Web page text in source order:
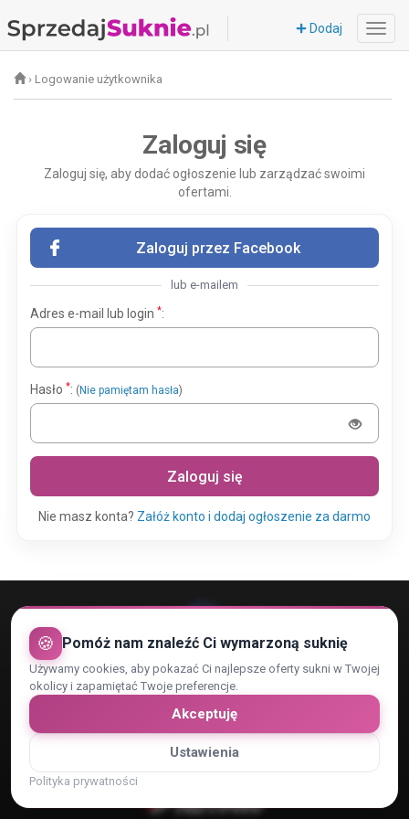
Dodaj
› Logowanie użytkownika
Zaloguj się
Zaloguj się, aby dodać ogłoszenie lub zarządzać swoimi
ofertami.
Zaloguj przez Facebook
lub e-mailem
Adres e-mail lub login *:
Hasło *: ( Nie pamiętam hasła)
Zaloguj się
Nie masz konta? Załóż konto i dodaj ogłoszenie za darmo
Rejestracja konta Regulamin
Polityka Prywatności i RODO
Zaufani Partnerzy
Reklama
Dopasowanie reklam
Płatności obsługiwane przez:
🍪 Pomóż nam znaleźć Ci wymarzoną suknię
Używamy cookies, aby pokazać Ci najlepsze oferty sukni w Twojej
okolicy i zapamiętać Twoje preferencje.
Ustawienia
Akceptuję
Polityka prywatności